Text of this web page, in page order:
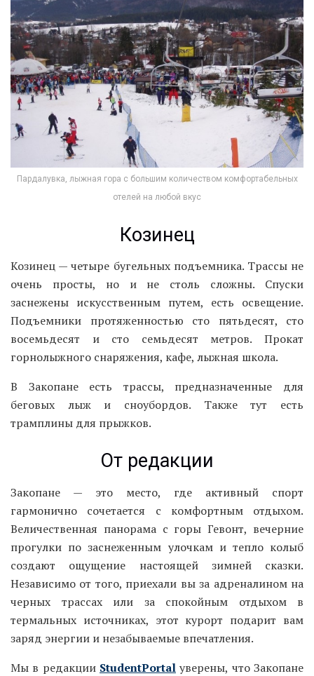
Пардалувка, лыжная гора с большим количеством комфортабельных
отелей на любой вкус
Козинец
Козинец — четыре бугельных подъемника. Трассы не
очень просты, но и не столь сложны. Спуски
заснежены искусственным путем, есть освещение.
Подъемники протяженностью сто пятьдесят, сто
восемьдесят и сто семьдесят метров. Прокат
горнолыжного снаряжения, кафе, лыжная школа.
В Закопане есть трассы, предназначенные для
беговых лыж и сноубордов. Также тут есть
трамплины для прыжков.
От редакции
Закопане — это место, где активный спорт
гармонично сочетается с комфортным отдыхом.
Величественная панорама с горы Гевонт, вечерние
прогулки по заснеженным улочкам и тепло колыб
создают ощущение настоящей зимней сказки.
Независимо от того, приехали вы за адреналином на
черных трассах или за спокойным отдыхом в
термальных источниках, этот курорт подарит вам
заряд энергии и незабываемые впечатления.
Мы в редакции StudentPortal уверены, что Закопане